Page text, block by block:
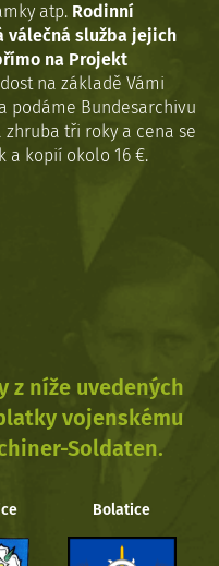
atp. Rodinní
válečná služba jejich
na Projekt
na základě Vámi
podáme Bundesarchivu
tři roky a cena se
a kopií okolo 16 €.
z níže uvedených
vojenskému
Soldaten.
Bolatice